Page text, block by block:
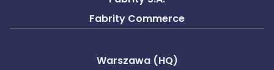
Fabrity Commerce
Warszawa (HQ)